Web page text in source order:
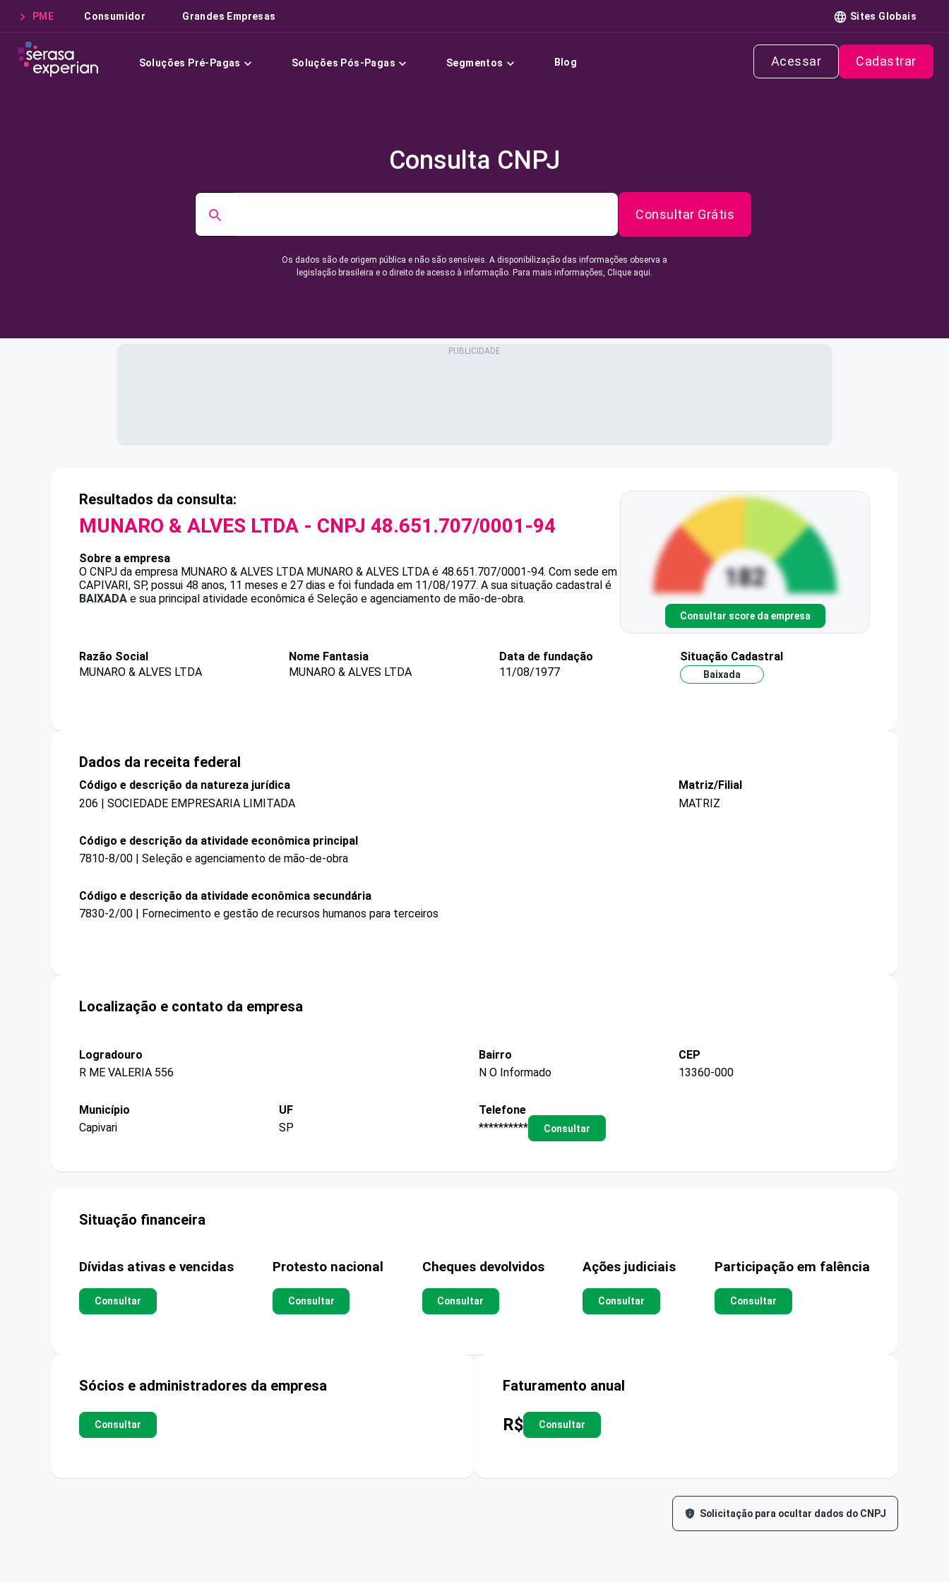
PME Consumidor Grandes Empresas Sites Globais
Soluções Pré-Pagas Soluções Pós-Pagas Segmentos Blog Acessar Cadastrar
Consulta CNPJ
Consultar Grátis
Os dados são de origem pública e não são sensíveis. A disponibilização das informações observa a
legislação brasileira e o direito de acesso à informação. Para mais informações, Clique aqui.
Resultados da consulta:
MUNARO & ALVES LTDA - CNPJ 48.651.707/0001-94
Sobre a empresa
O CNPJ da empresa MUNARO & ALVES LTDA MUNARO & ALVES LTDA é 48.651.707/0001-94. Com sede em
CAPIVARI, SP, possui 48 anos, 11 meses e 27 dias e foi fundada em 11/08/1977. A sua situação cadastral é
BAIXADA e sua principal atividade econômica é Seleção e agenciamento de mão-de-obra.
Consultar score da empresa
Razão Social
MUNARO & ALVES LTDA
Nome Fantasia
MUNARO & ALVES LTDA
Data de fundação
11/08/1977
Situação Cadastral
Baixada
Dados da receita federal
Código e descrição da natureza jurídica
206 | SOCIEDADE EMPRESARIA LIMITADA
Matriz/Filial
MATRIZ
Código e descrição da atividade econômica principal
7810-8/00 | Seleção e agenciamento de mão-de-obra
Código e descrição da atividade econômica secundária
7830-2/00 | Fornecimento e gestão de recursos humanos para terceiros
Localização e contato da empresa
Logradouro
R ME VALERIA 556
Bairro
N O Informado
CEP
13360-000
Município
Capivari
UF
SP
Telefone
**********
Consultar
Situação financeira
Dívidas ativas e vencidas
Consultar
Protesto nacional
Consultar
Cheques devolvidos
Consultar
Ações judiciais
Consultar
Participação em falência
Consultar
Sócios e administradores da empresa
Consultar
Faturamento anual
R$ Consultar
Solicitação para ocultar dados do CNPJ